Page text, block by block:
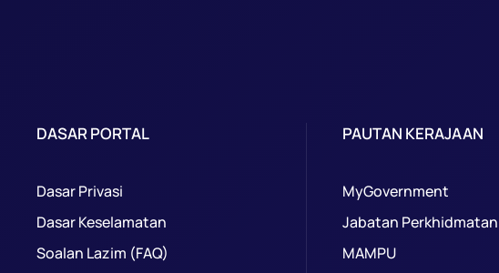
DASAR PORTAL
Dasar Privasi
Dasar Keselamatan
Soalan Lazim (FAQ)
PAUTAN KERAJAAN
MyGovernment
Jabatan Perkhidmatan
MAMPU